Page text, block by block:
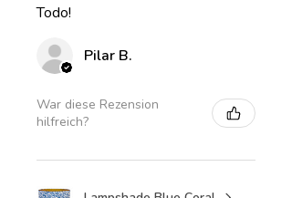
Todo!
Pilar B.
War diese Rezension
hilfreich?